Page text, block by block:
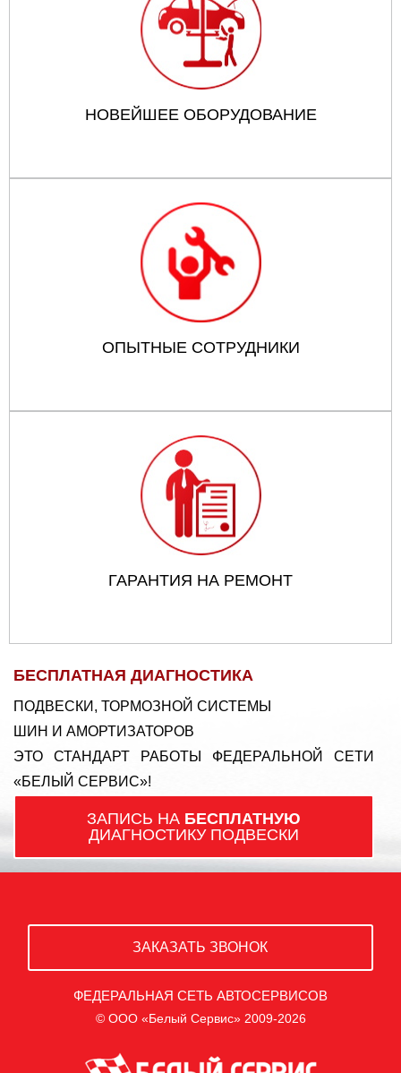
НОВЕЙШЕЕ ОБОРУДОВАНИЕ
ОПЫТНЫЕ СОТРУДНИКИ
ГАРАНТИЯ НА РЕМОНТ
БЕСПЛАТНАЯ ДИАГНОСТИКА
ПОДВЕСКИ, ТОРМОЗНОЙ СИСТЕМЫ
ШИН И АМОРТИЗАТОРОВ
ЭТО СТАНДАРТ РАБОТЫ ФЕДЕРАЛЬНОЙ СЕТИ
«БЕЛЫЙ СЕРВИС»!
ЗАПИСЬ НА БЕСПЛАТНУЮ
ДИАГНОСТИКУ ПОДВЕСКИ
ЗАКАЗАТЬ ЗВОНОК
ФЕДЕРАЛЬНАЯ СЕТЬ АВТОСЕРВИСОВ
© ООО «Белый Сервис» 2009-2026